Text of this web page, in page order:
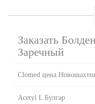
Заказать
Заречный
Clomed цена
Acetyl L Булгар